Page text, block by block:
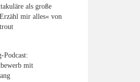
als große
mir alles« von
Podcast:
mit